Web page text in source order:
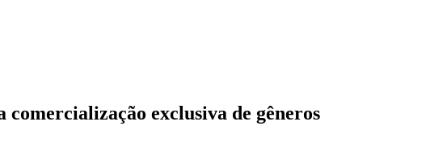
exclusiva de gêneros